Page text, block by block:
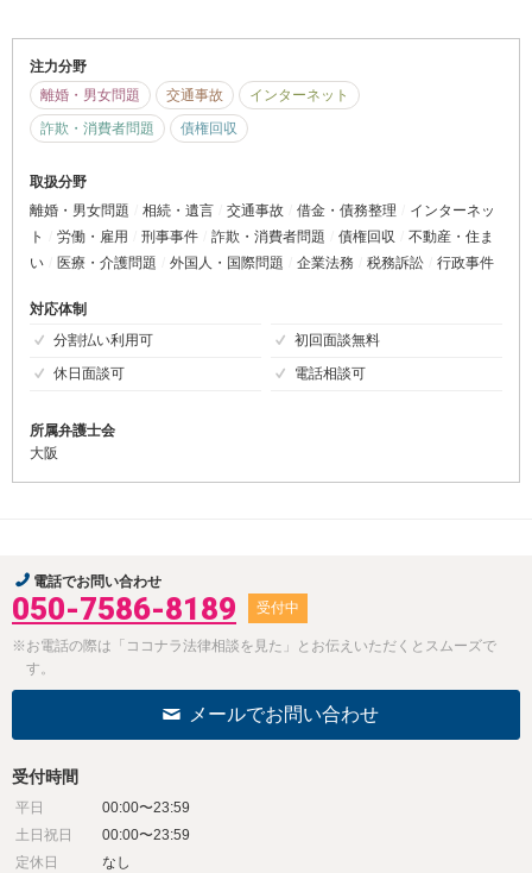
注力分野
離婚・男女問題
交通事故
インターネット
詐欺・消費者問題
債権回収
取扱分野
離婚・男女問題
相続・遺言 交通事故 借金・債務整理
インターネッ
ト
労働・雇用 刑事事件 詐欺・消費者問題 債権回収
不動産・住ま
い
医療・介護問題 外国人・国際問題 企業法務 税務訴訟 行政事件
対応体制
分割払い利用可
初回面談無料
休日面談可
電話相談可
所属弁護士会
大阪
電話でお問い合わせ
050-7586-8189 受付中
※お電話の際は「ココナラ法律相談を見た」とお伝えいただくとスムーズで
す。
メールでお問い合わせ
受付時間
平日
00:00〜23:59
土日祝日
00:00〜23:59
定休日
なし